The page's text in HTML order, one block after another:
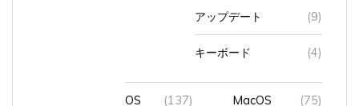
アップデート (9)
キーボード (4)
OS (137) MacOS (75)